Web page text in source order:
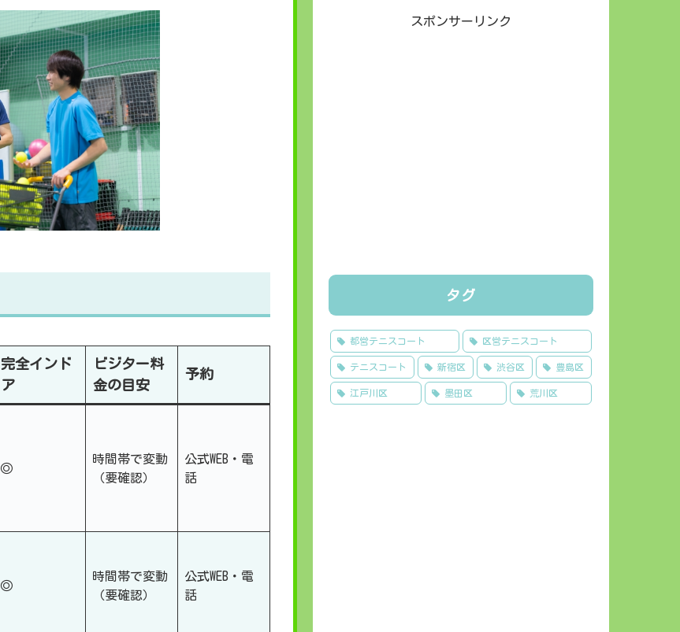
完全インド
ア
ビジター料
金の目安
予約
◎
時間帯で変動
（要確認）
公式WEB・電
話
◎
時間帯で変動
（要確認）
公式WEB・電
話
スポンサーリンク
タグ
都営テニスコート 区営テニスコート
テニスコート 新宿区 渋谷区 豊島区
江戸川区 墨田区 荒川区